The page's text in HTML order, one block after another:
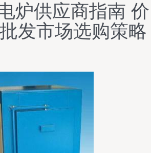
炉供应商指南 价
发市场选购策略